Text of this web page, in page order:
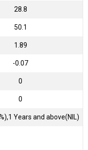
28.8
50.1
1.89
-0.07
0
0
Years and above(NIL)